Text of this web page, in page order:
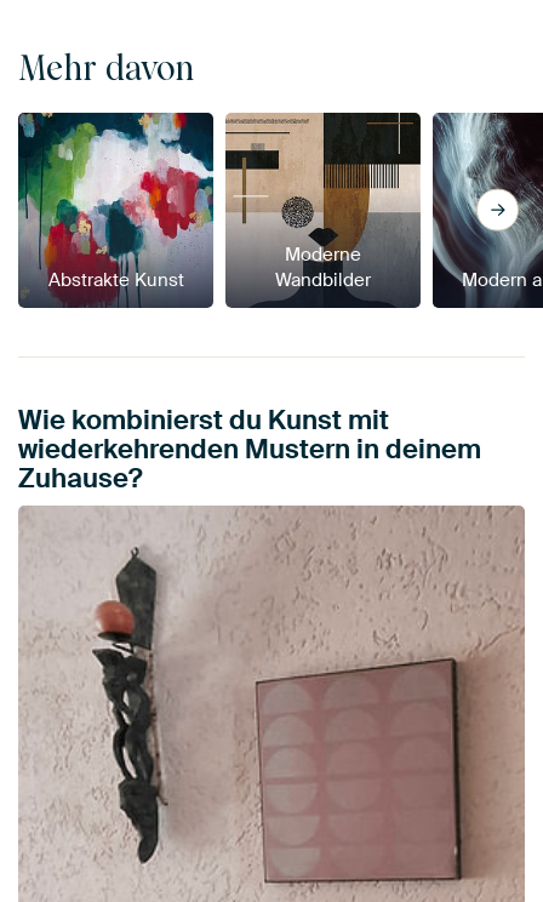
Mehr davon
Abstrakte Kunst
Moderne
Wandbilder
Modern
Wie kombinierst du Kunst mit
wiederkehrenden Mustern in deinem
Zuhause?